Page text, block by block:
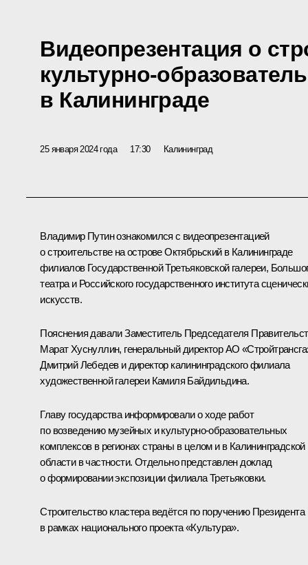
Видеопрезентация о
культурно-
в Калининграде
25 января 2024 года 17:30 Калининград
Владимир Путин ознакомился с видеопрезентацией
о строительстве на острове Октябрьский в Калининграде
филиалов Государственной Третьяковской галереи,
театра и Российского государственного института
искусств.
Пояснения давали Заместитель Председателя
Марат Хуснуллин, генеральный директор АО
Дмитрий Лебедев и директор калининградского филиала
художественной галереи Камиля Байдильдина.
Главу государства информировали о ходе работ
по возведению музейных и культурно-образовательных
комплексов в регионах страны в целом и в Калининградской
области в частности. Отдельно представлен доклад
о формировании экспозиции филиала Третьяковки.
Строительство кластера ведётся по поручению Президента
в рамках национального проекта «Культура».